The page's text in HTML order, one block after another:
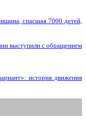
спасшая 7000 детей,
выступили с обращением
история движения